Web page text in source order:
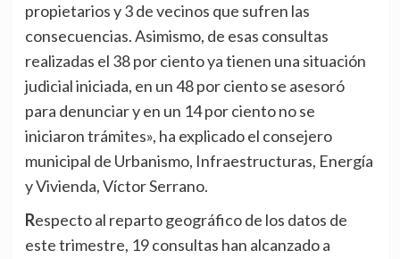
propietarios y 3 de vecinos que sufren las
consecuencias. Asimismo, de esas consultas
realizadas el 38 por ciento ya tienen una situación
judicial iniciada, en un 48 por ciento se asesoró
para denunciar y en un 14 por ciento no se
iniciaron trámites», ha explicado el consejero
municipal de Urbanismo, Infraestructuras, Energía
y Vivienda, Víctor Serrano.
Respecto al reparto geográfico de los datos de
este trimestre, 19 consultas han alcanzado a